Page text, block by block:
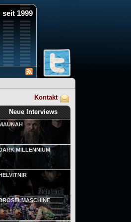
1999
Kontakt
Neue Interviews
MILLENNIUM